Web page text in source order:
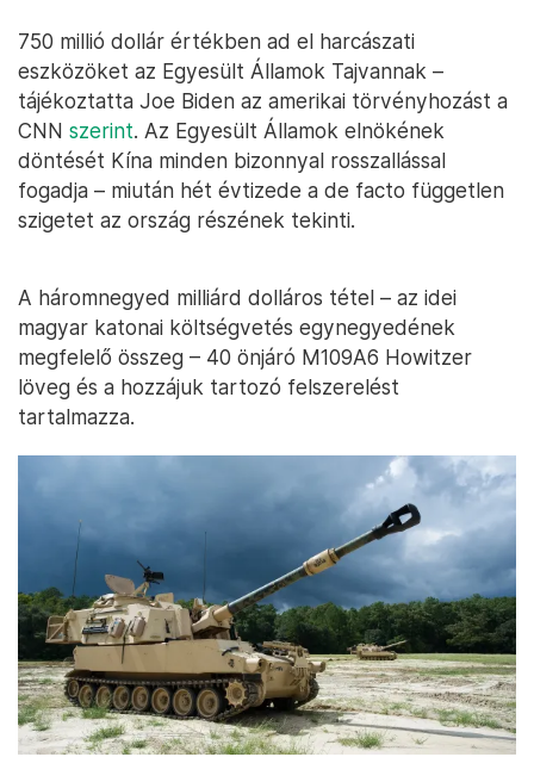
750 millió dollár értékben ad el harcászati
eszközöket az Egyesült Államok Tajvannak –
tájékoztatta Joe Biden az amerikai törvényhozást a
CNN szerint. Az Egyesült Államok elnökének
döntését Kína minden bizonnyal rosszallással
fogadja – miután hét évtizede a de facto független
szigetet az ország részének tekinti.
A háromnegyed milliárd dolláros tétel – az idei
magyar katonai költségvetés egynegyedének
megfelelő összeg – 40 önjáró M109A6 Howitzer
löveg és a hozzájuk tartozó felszerelést
tartalmazza.